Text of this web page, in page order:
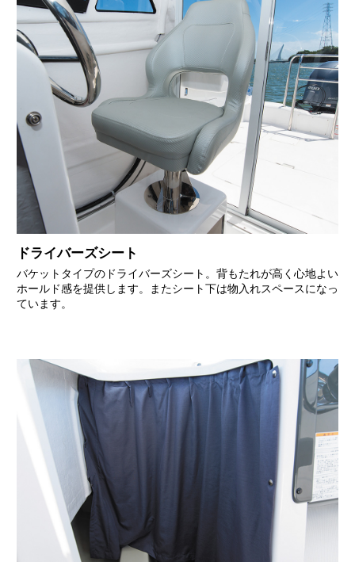
ドライバーズシート
バケットタイプのドライバーズシート。背もたれが高く心地よい
ホールド感を提供します。またシート下は物入れスペースになっ
ています。